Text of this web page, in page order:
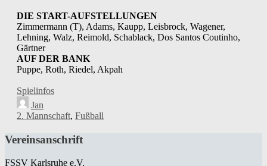
DIE START-AUFSTELLUNGEN
Zimmermann (T), Adams, Kaupp, Leisbrock, Wagener,
Lehning, Walz, Reimold, Schablack, Dos Santos Coutinho,
Gärtner
AUF DER BANK
Puppe, Roth, Riedel, Akpah
Spielinfos
Jan
2. Mannschaft, Fußball
Vereinsanschrift
FSSV Karlsruhe e.V.